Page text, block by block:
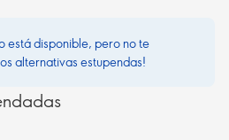
está disponible, pero no te
alternativas estupendas!